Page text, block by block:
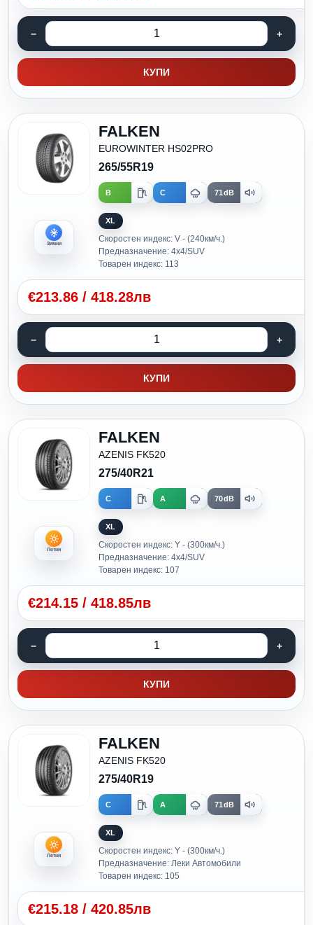
КУПИ
Зимни
FALKEN
EUROWINTER HS02PRO
265/55R19
B C 71dB
XL
Скоростен индекс: V - (240км/ч.)
Предназначение: 4x4/SUV
Товарен индекс: 113
€213.86 / 418.28лв
КУПИ
Летни
FALKEN
AZENIS FK520
275/40R21
C A 70dB
XL
Скоростен индекс: Y - (300км/ч.)
Предназначение: 4x4/SUV
Товарен индекс: 107
€214.15 / 418.85лв
КУПИ
Летни
FALKEN
AZENIS FK520
275/40R19
C A 71dB
XL
Скоростен индекс: Y - (300км/ч.)
Предназначение: Леки Автомобили
Товарен индекс: 105
€215.18 / 420.85лв